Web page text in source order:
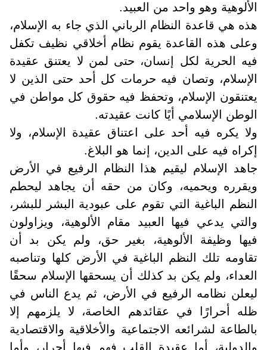
الألوهية وهو واحد من العبيد.
هذه هي قاعدة النظام الرباني الذي جاء به الإسلام،
وعلى هذه القاعدة يقوم نظام أخلاقي نظيف تكفل
فيه الحرية لكل إنسان، حتى لمن لا يعتنق عقيدة
الإسلام، وتصان فيه حرمات كل أحد حتى الذين لا
يعتنقون الإسلام، وتحفظ فيه حقوق كل مواطن في
الوطن الإسلامي أيًا كانت عقيدته.
ولا يكره فيه أحد على اعتناق عقيدة الإسلام، ولا
إكراه فيه على الدين، إنما هو البلاغ.
جاهد الإسلام ليقيم هذا النظام الرفيع في الأرض
ويقرره ويحميه، وكان من حقه أن يجاهد ليحطم
النظم الباغية التي تقوم على عبودية البشر للبشر،
والتي يدعي فيها العبيد مقام الألوهية، ويزاولون
فيها وظيفة الألوهية، بغير حق، ولم يكن بد أن
تقاومه تلك النظم الباغية في الأرض كلها وتناصبه
العداء، ولم يكن بد كذلك أن يسحقها الإسلام سحقًا
ليعلن نظامه الرفيع في الأرض، ثم يدع الناس في
ظله أحرارًا في عقائدهم الخاصة، لا يلزمهم إلا
بالطاعة لشرائعه الاجتماعية والأخلاقية والاقتصادية
والدولية، أما عقيدة القلب فهم فيها أحرار، وأما